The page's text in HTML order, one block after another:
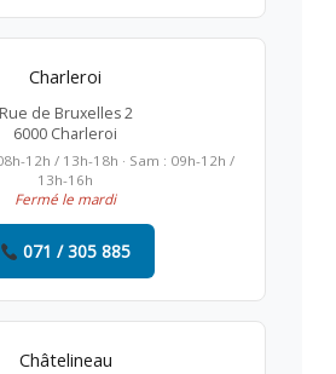
Charleroi
Rue de Bruxelles 2
6000 Charleroi
12h / 13h-18h · Sam : 09h-12h /
13h-16h
Fermé le mardi
071 / 305 885
Châtelineau